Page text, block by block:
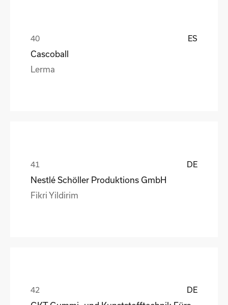
ES
Cascoball
Lerma
DE
Nestlé Schöller Produktions GmbH
Fikri Yildirim
DE